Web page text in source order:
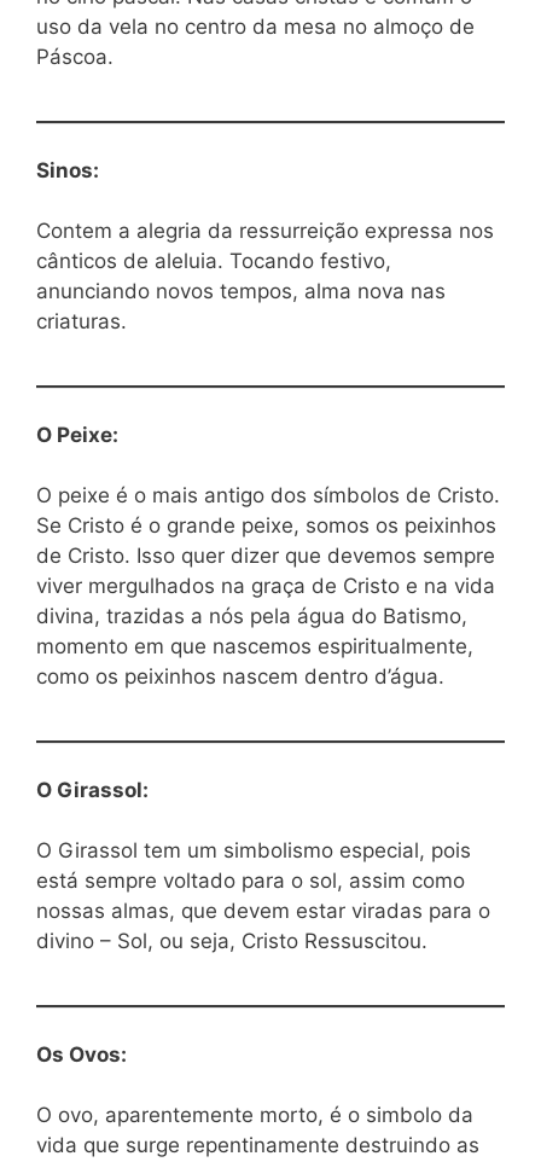
uso da vela no centro da mesa no almoço de
Páscoa.
Sinos:
Contem a alegria da ressurreição expressa nos
cânticos de aleluia. Tocando festivo,
anunciando novos tempos, alma nova nas
criaturas.
O Peixe:
O peixe é o mais antigo dos símbolos de Cristo.
Se Cristo é o grande peixe, somos os peixinhos
de Cristo. Isso quer dizer que devemos sempre
viver mergulhados na graça de Cristo e na vida
divina, trazidas a nós pela água do Batismo,
momento em que nascemos espiritualmente,
como os peixinhos nascem dentro d’água.
O Girassol:
O Girassol tem um simbolismo especial, pois
está sempre voltado para o sol, assim como
nossas almas, que devem estar viradas para o
divino – Sol, ou seja, Cristo Ressuscitou.
Os Ovos:
O ovo, aparentemente morto, é o simbolo da
vida que surge repentinamente destruindo as